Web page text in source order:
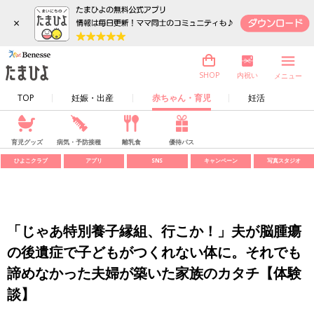
×
TOP 妊娠・出産 赤ちゃん・育児 妊活
SHOP 内祝い メニュー
育児グッズ 病気・予防接種 離乳食 優待パス
ひよこクラブ アプリ SNS キャンペーン 写真スタジオ
「じゃあ特別養子縁組、行こか！」夫が脳腫瘍
の後遺症で子どもがつくれない体に。それでも
諦めなかった夫婦が築いた家族のカタチ【体験
談】